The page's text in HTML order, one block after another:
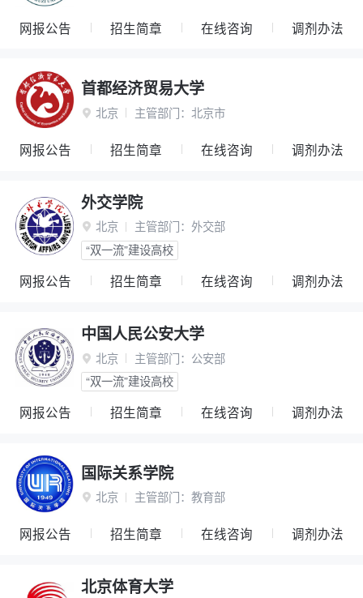
网报公告 招生简章 在线咨询 调剂办法
首都经济贸易大学
 北京 主管部门： 北京市
网报公告 招生简章 在线咨询 调剂办法
外交学院
 北京 主管部门： 外交部
“双一流”建设高校
网报公告 招生简章 在线咨询 调剂办法
中国人民公安大学
 北京 主管部门： 公安部
“双一流”建设高校
网报公告 招生简章 在线咨询 调剂办法
国际关系学院
 北京 主管部门： 教育部
网报公告 招生简章 在线咨询 调剂办法
北京体育大学